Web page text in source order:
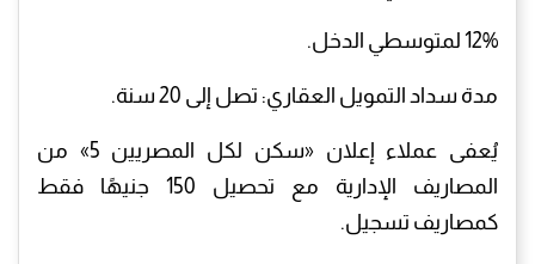
12% لمتوسطي الدخل.
مدة سداد التمويل العقاري: تصل إلى 20 سنة.
يُعفى عملاء إعلان «سكن لكل المصريين 5» من
المصاريف الإدارية مع تحصيل 150 جنيهًا فقط
كمصاريف تسجيل.